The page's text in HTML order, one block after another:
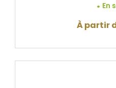
En
À partir